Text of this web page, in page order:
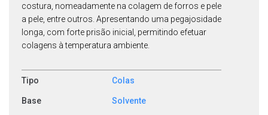
costura, nomeadamente na colagem de forros e pele
a pele, entre outros. Apresentando uma pegajosidade
longa, com forte prisão inicial, permitindo efetuar
colagens à temperatura ambiente.
Tipo Colas
Base Solvente